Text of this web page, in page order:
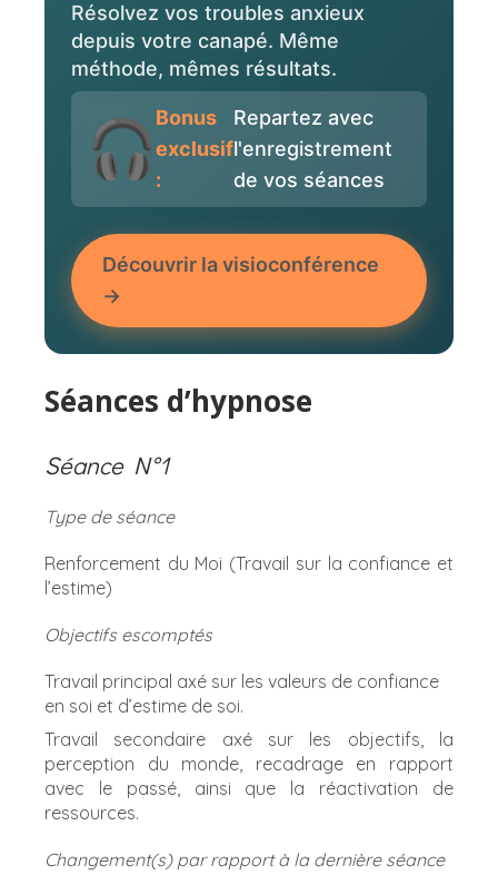
Résolvez vos troubles anxieux
depuis votre canapé. Même
méthode, mêmes résultats.
Bonus
exclusif
:
Repartez avec
l'enregistrement
de vos séances
Découvrir la visioconférence
→
Séances d’hypnose
Séance N°1
Type de séance
Renforcement du Moi (Travail sur la confiance et
l’estime)
Objectifs escomptés
Travail principal axé sur les valeurs de confiance
en soi et d’estime de soi.
Travail secondaire axé sur les objectifs, la
perception du monde, recadrage en rapport
avec le passé, ainsi que la réactivation de
ressources.
Changement(s) par rapport à la dernière séance